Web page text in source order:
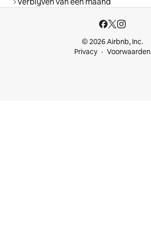
© 2026 Airbnb, Inc.
Privacy
Voorwaarden